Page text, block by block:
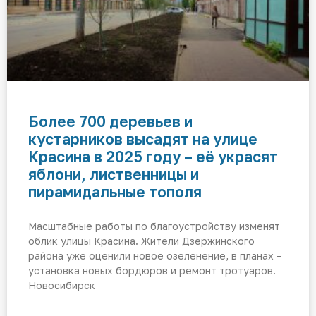
Более 700 деревьев и
кустарников высадят на улице
Красина в 2025 году – её украсят
яблони, лиственницы и
пирамидальные тополя
Масштабные работы по благоустройству изменят
облик улицы Красина. Жители Дзержинского
района уже оценили новое озеленение, в планах –
установка новых бордюров и ремонт тротуаров.
Новосибирск